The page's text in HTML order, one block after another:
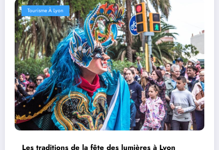
Tourisme À Lyon
Les traditions de la fête des lumières à Lyon